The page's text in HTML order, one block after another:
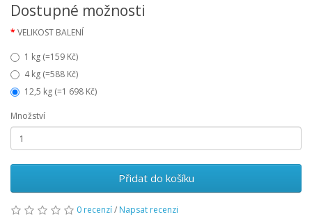
Dostupné možnosti
VELIKOST BALENÍ
1 kg (=159 Kč)
4 kg (=588 Kč)
12,5 kg (=1 698 Kč)
Množství
Přidat do košíku
0 recenzí/ Napsat recenzi